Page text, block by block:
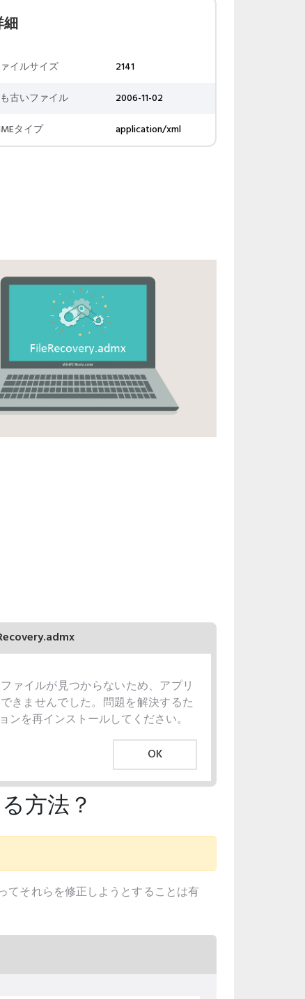
イルサイズ
2141
古いファイル
2006-11-02
タイプ
application/xml
ァイルが見つからないため、アプリ
きませんでした。問題を解決するた
ンを再インストールしてください。
OK
方法？
てそれらを修正しようとすることは有